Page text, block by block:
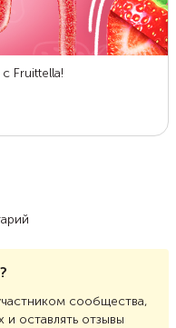
сообщества,
и оставлять отзывы